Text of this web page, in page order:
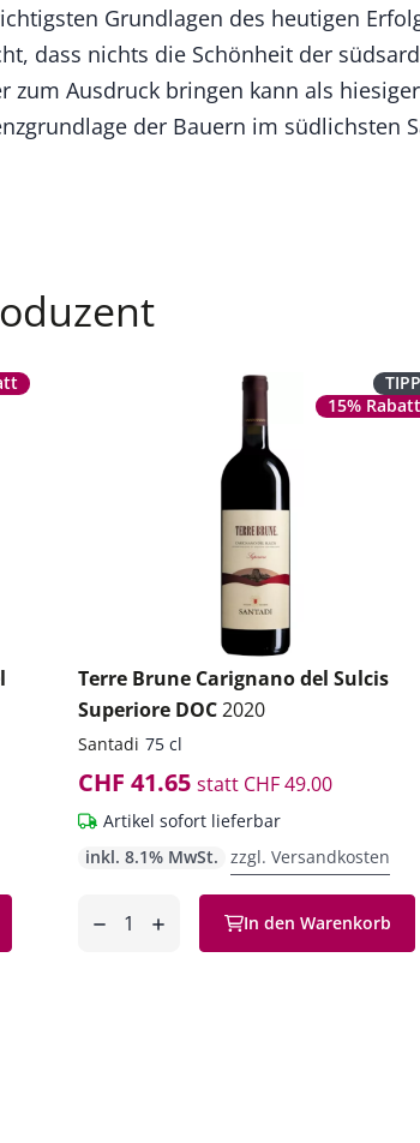
Grundlagen des heutigen
dass nichts die Schönheit der
zum Ausdruck bringen kann als
der Bauern im südlichsten
TIPP
15% Rabatt
Terre Brune Carignano del Sulcis
Superiore DOC2020
Santadi 75 cl
CHF 41.65 statt CHF 49.00
Artikel sofort lieferbar
inkl. 8.1% MwSt. zzgl. Versandkosten
In den Warenkorb